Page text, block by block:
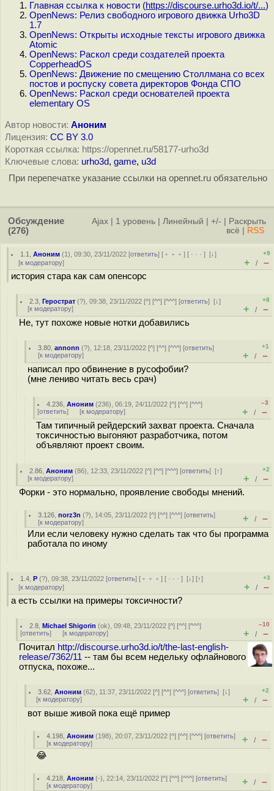
Главная ссылка к новости (https://discourse.urho3d.io/t/...)
OpenNews: Релиз свободного игрового движка Urho3D
1.7
OpenNews: Открыты исходные тексты игрового движка
Atomic
OpenNews: Раскол среди создателей проекта
CopperheadOS
OpenNews: Движение по смещению Столлмана со всех
постов и роспуску совета директоров Фонда СПО
OpenNews: Раскол среди основателей проекта
elementary OS
Автор новости: Аноним
Лицензия: CC BY 3.0
Короткая ссылка: https://opennet.ru/58177-urho3d
Ключевые слова: urho3d, game, u3d
При перепечатке указание ссылки на opennet.ru обязательно
Обсуждение
(276)
Ajax 1 уровень Линейный +/-
Раскрыть
всё
RSS
1.1 ,Аноним (1), 09:30, 23/11/2022 [ответить] [ ﹢﹢﹢] [ · · ·][↓]
[к модератору]
+9
+ / –
история стара как сам опенсорс
2.3 ,Герострат (?), 09:38, 23/11/2022 [^] [^^] [^^^] [ответить][↓]
[к модератору]
+8
+ / –
Не, тут похоже новые нотки добавились
3.80 ,annonn (?), 12:18, 23/11/2022 [^] [^^] [^^^] [ответить]
[к модератору]
+1
+ / –
написал про обвинение в русофобии?
(мне лениво читать весь срач)
4.236 ,Аноним (236), 06:19, 24/11/2022 [^] [^^] [^^^]
[ответить] [к модератору]
–3
+ / –
Там типичный рейдерский захват проекта. Сначала
токсичностью выгоняют разработчика, потом
объявляют проект своим.
2.86 ,Аноним (86), 12:33, 23/11/2022 [^] [^^] [^^^] [ответить][↑]
[к модератору]
+2
+ / –
Форки - это нормально, проявление свободы мнений.
3.126 ,norz3n (?), 14:05, 23/11/2022 [^] [^^] [^^^] [ответить]
[к модератору] + / –
Или если человеку нужно сделать так что бы программа
работала по иному
1.4 ,Р (?), 09:38, 23/11/2022 [ответить] [ ﹢﹢﹢] [ · · ·][↓] [↑]
[к модератору]
+3
+ / –
а есть ссылки на примеры токсичности?
2.8 ,Michael Shigorin (ok), 09:48, 23/11/2022 [^] [^^] [^^^]
[ответить] [к модератору]
–10
+ / –
Почитал http://discourse.urho3d.io/t/the-last-english-
release/7362/11 -- там бы всем недельку офлайнового
отпуска, похоже...
3.62 ,Аноним (62), 11:37, 23/11/2022 [^] [^^] [^^^] [ответить][↓]
[к модератору]
+2
+ / –
вот выше живой пока ещё пример
4.198 ,Аноним (198), 20:07, 23/11/2022 [^] [^^] [^^^] [ответить]
[к модератору] + / –
😂
4.218 ,Аноним (-), 22:14, 23/11/2022 [^] [^^] [^^^] [ответить]
[к модератору] + / –